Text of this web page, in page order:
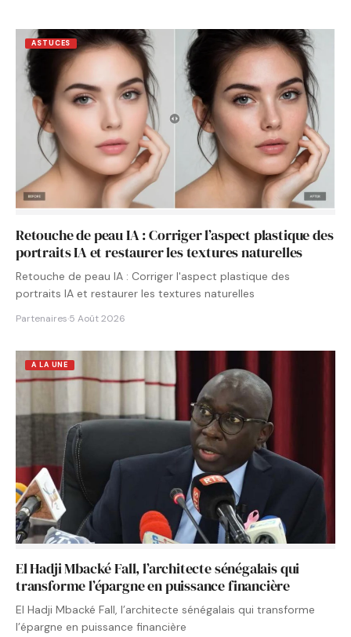
ASTUCES
Retouche de peau IA : Corriger l’aspect plastique des
portraits IA et restaurer les textures naturelles
Retouche de peau IA : Corriger l'aspect plastique des
portraits IA et restaurer les textures naturelles
Partenaires·5 Août 2026
A LA UNE
El Hadji Mbacké Fall, l’architecte sénégalais qui
transforme l’épargne en puissance financière
El Hadji Mbacké Fall, l’architecte sénégalais qui transforme
l’épargne en puissance financière